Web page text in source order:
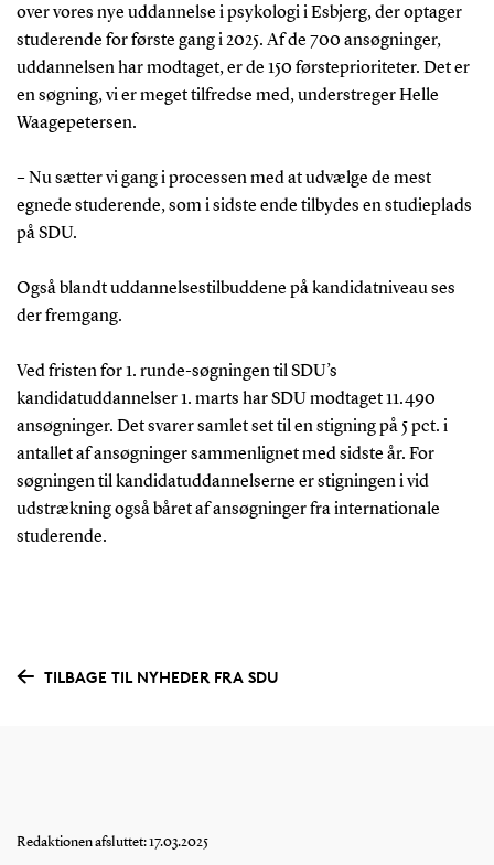
over vores nye uddannelse i psykologi i Esbjerg, der optager
studerende for første gang i 2025. Af de 700 ansøgninger,
uddannelsen har modtaget, er de 150 førsteprioriteter. Det er
en søgning, vi er meget tilfredse med, understreger Helle
Waagepetersen.
– Nu sætter vi gang i processen med at udvælge de mest
egnede studerende, som i sidste ende tilbydes en studieplads
på SDU.
Også blandt uddannelsestilbuddene på kandidatniveau ses
der fremgang.
Ved fristen for 1. runde-søgningen til SDU’s
kandidatuddannelser 1. marts har SDU modtaget 11.490
ansøgninger. Det svarer samlet set til en stigning på 5 pct. i
antallet af ansøgninger sammenlignet med sidste år. For
søgningen til kandidatuddannelserne er stigningen i vid
udstrækning også båret af ansøgninger fra internationale
studerende.
TILBAGE TIL NYHEDER FRA SDU
Redaktionen afsluttet: 17.03.2025